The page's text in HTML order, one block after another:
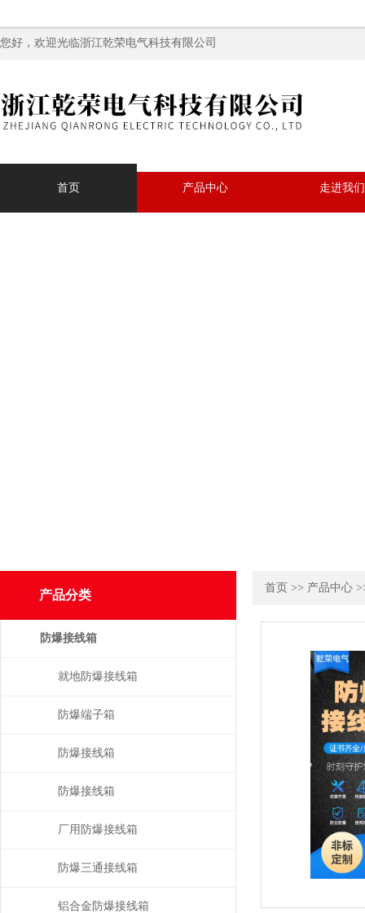
您好，欢迎光临浙江乾荣电气科技有限公司
首页 产品中心 走进我们
首页 >> 产品中心
产品分类
防爆接线箱
就地防爆接线箱
防爆端子箱
防爆接线箱
防爆接线箱
厂用防爆接线箱
防爆三通接线箱
铝合金防爆接线箱